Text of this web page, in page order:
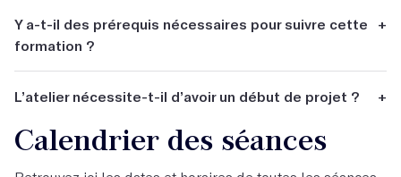
Y a-t-il des prérequis nécessaires pour suivre cette
formation ?
+
L’atelier nécessite-t-il d’avoir un début de projet ?
+
Non.
Calendrier des séances